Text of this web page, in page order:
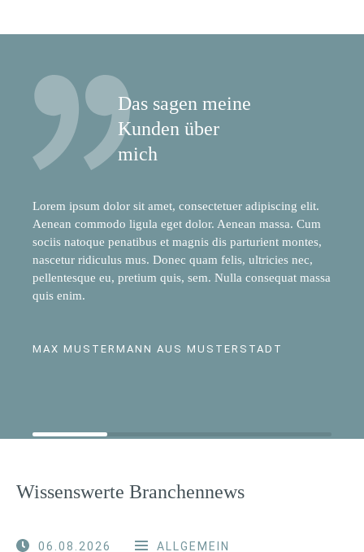
Das sagen meine
Kunden über
mich
Lorem ipsum dolor sit amet, consectetuer adipiscing elit.
Aenean commodo ligula eget dolor. Aenean massa. Cum
sociis natoque penatibus et magnis dis parturient montes,
nascetur ridiculus mus. Donec quam felis, ultricies nec,
pellentesque eu, pretium quis, sem. Nulla consequat massa
quis enim.
MAX MUSTERMANN AUS MUSTERSTADT
Wissenswerte Branchennews
06.08.2026 ALLGEMEIN